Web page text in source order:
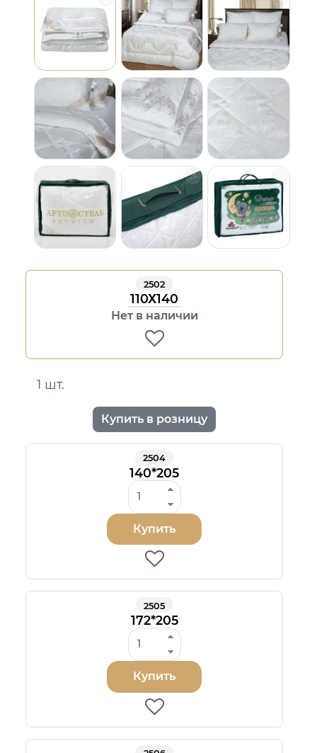
2502
110Х140
Нет в наличии
1 шт.
Купить в розницу
2504
140*205
Купить
2505
172*205
Купить